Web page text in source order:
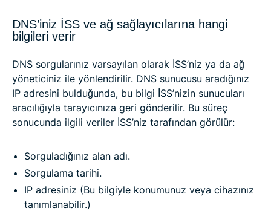
DNS’iniz İSS ve ağ sağlayıcılarına hangi
bilgileri verir
DNS sorgularınız varsayılan olarak İSS’niz ya da ağ
yöneticiniz ile yönlendirilir. DNS sunucusu aradığınız
IP adresini bulduğunda, bu bilgi İSS’nizin sunucuları
aracılığıyla tarayıcınıza geri gönderilir. Bu süreç
sonucunda ilgili veriler İSS’niz tarafından görülür:
Sorguladığınız alan adı.
Sorgulama tarihi.
IP adresiniz (Bu bilgiyle konumunuz veya cihazınız
tanımlanabilir.)